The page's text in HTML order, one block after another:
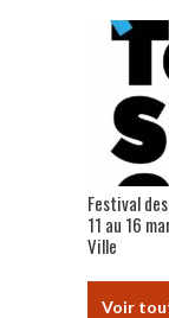
Festival
11 au 16
Ville
Voir